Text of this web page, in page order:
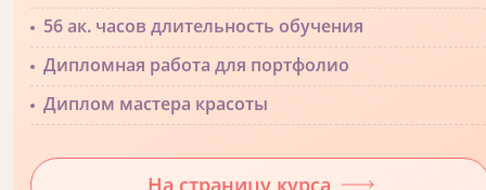
56 ак. часов длительность обучения
Дипломная работа для портфолио
Диплом мастера красоты